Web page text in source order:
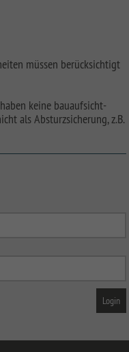
müssen berücksichtigt
keine bauaufsicht-
als Absturzsicherung, z.B.